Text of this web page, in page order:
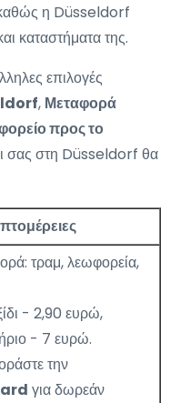
καθώς η Düsseldorf
καταστήματα της.
επιλογές
, Μεταφορά
προς το
σας στη Düsseldorf θα
τραμ, λεωφορεία,
- 2,90 ευρώ,
- 7 ευρώ.
την
για δωρεάν